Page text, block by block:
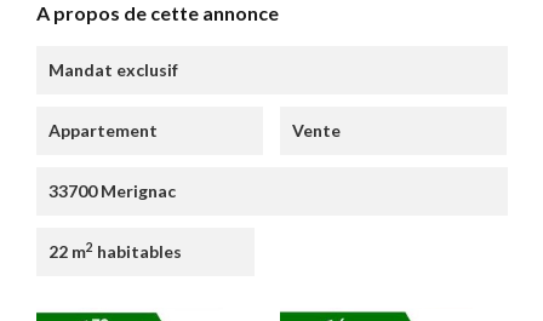
A propos de cette annonce
Mandat exclusif
Appartement Vente
33700 Merignac
22 m2 habitables